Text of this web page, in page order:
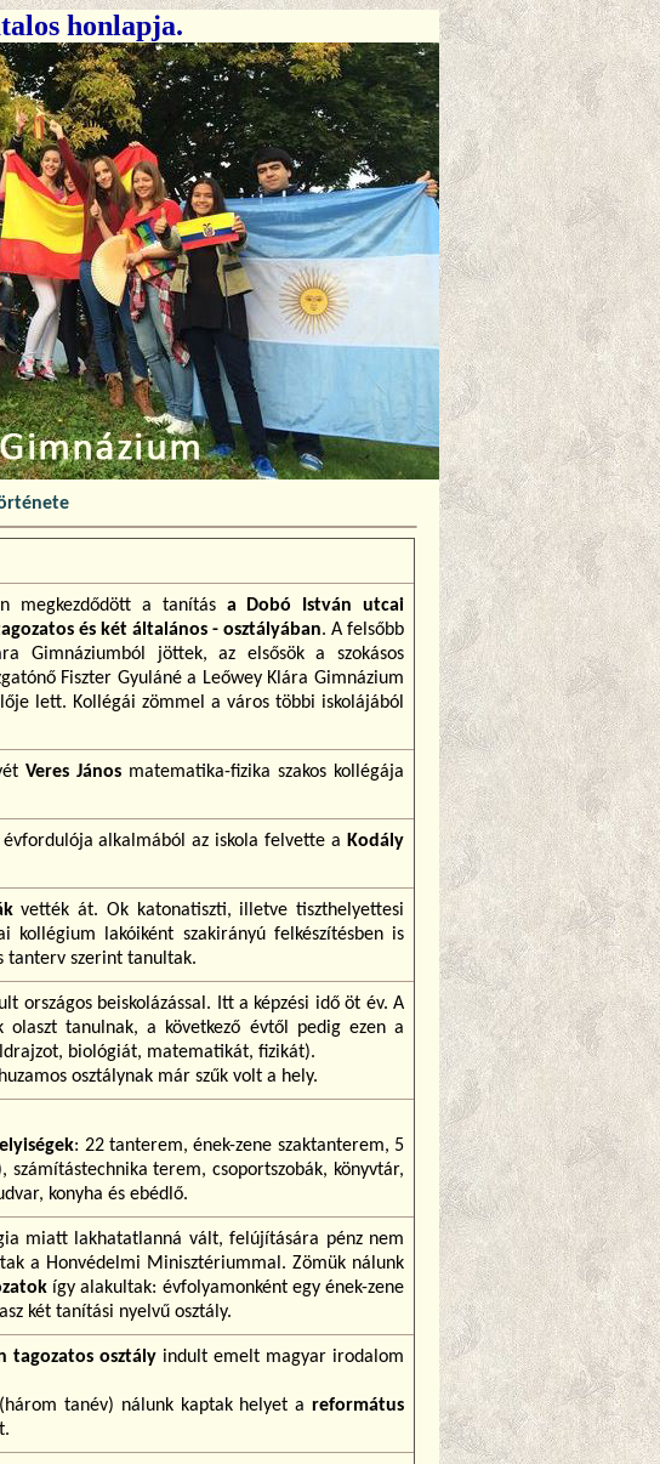
honlapja.
megkezdődött a tanítás a Dobó István utcai
és két általános - osztályában. A felsőbb
Gimnáziumból jöttek, az elsősök a szokásos
Fiszter Gyuláné a Leőwey Klára Gimnázium
lett. Kollégái zömmel a város többi iskolájából
Veres János matematika-fizika szakos kollégája
évfordulója alkalmából az iskola felvette a Kodály
vették át. Ok katonatiszti, illetve tiszthelyettesi
lakóiként szakirányú felkészítésben is
tanterv szerint tanultak.
országos beiskolázással. Itt a képzési idő öt év. A
tanulnak, a következő évtől pedig ezen a
biológiát, matematikát, fizikát).
osztálynak már szűk volt a hely.
: 22 tanterem, ének-zene szaktanterem, 5
terem, csoportszobák, könyvtár,
konyha és ebédlő.
miatt lakhatatlanná vált, felújítására pénz nem
a Honvédelmi Minisztériummal. Zömük nálunk
így alakultak: évfolyamonként egy ének-zene
két tanítási nyelvű osztály.
tagozatos osztály indult emelt magyar irodalom
tanév) nálunk kaptak helyet a református